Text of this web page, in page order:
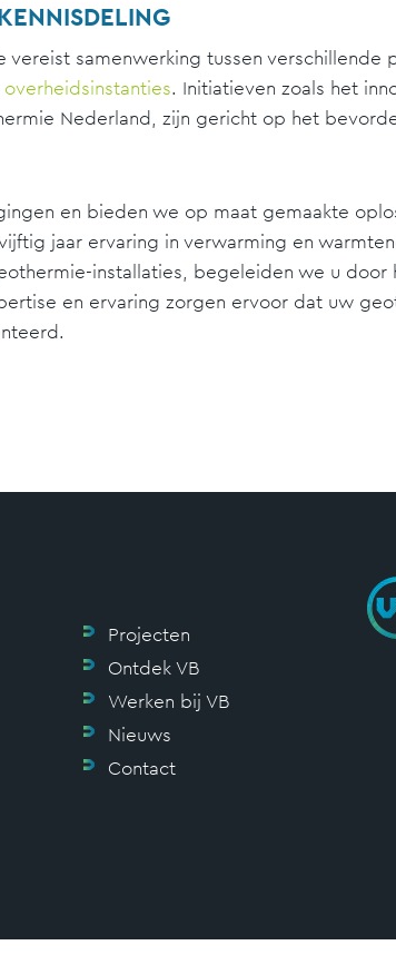
samenwerking tussen verschillende
overheidsinstanties. Initiatieven zoals het
Nederland, zijn gericht op het
en bieden we op maat gemaakte
jaar ervaring in verwarming en
installaties, begeleiden we u door
en ervaring zorgen ervoor dat uw
Projecten
Ontdek VB
Werken bij VB
Nieuws
Contact